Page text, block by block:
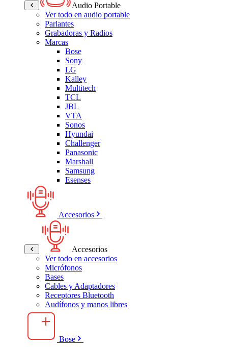
Audio Portable
Ver todo en audio portable
Parlantes
Grabadoras y Radios
Marcas
Bose
Sony
LG
Kalley
Multitech
TCL
JBL
VTA
Sonos
Hyundai
Challenger
Panasonic
Marshall
Samsung
Esenses
Accesorios
Accesorios
Ver todo en accesorios
Micrófonos
Bases
Cables y Adaptadores
Receptores Bluetooth
Audífonos y manos libres
Bose